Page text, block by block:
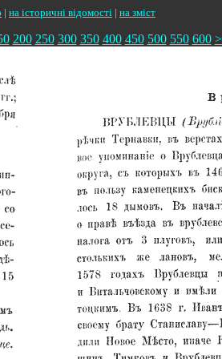
| на історичні відомості | на зміст
200 250 300 350 400 450 500 550 600